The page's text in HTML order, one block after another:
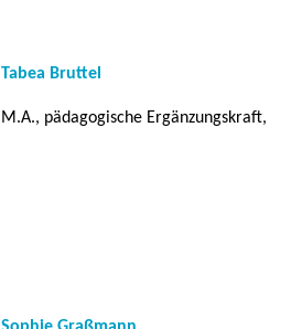
Tabea Bruttel
M.A., pädagogische Ergänzungskraft,